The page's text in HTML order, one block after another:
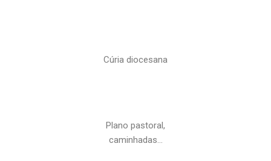
Cúria diocesana
Plano pastoral,
caminhadas…